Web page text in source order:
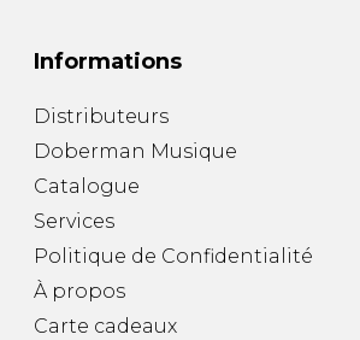
Informations
Distributeurs
Doberman Musique
Catalogue
Services
Politique de Confidentialité
À propos
Carte cadeaux